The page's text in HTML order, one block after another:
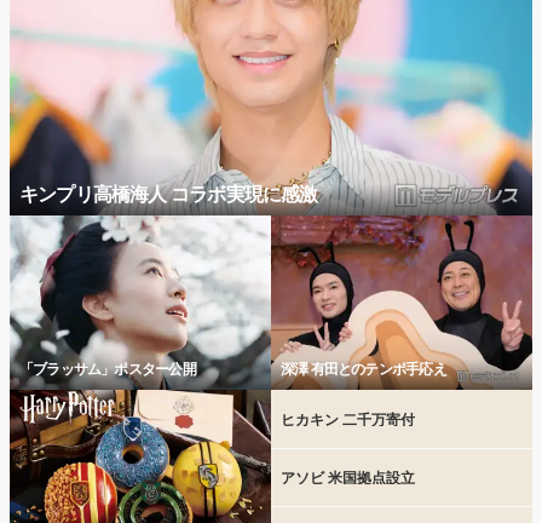
キンプリ高橋海人 コラボ実現に感激
「ブラッサム」ポスター公開 深澤 有田とのテンポ手応え
ヒカキン 二千万寄付
アソビ 米国拠点設立